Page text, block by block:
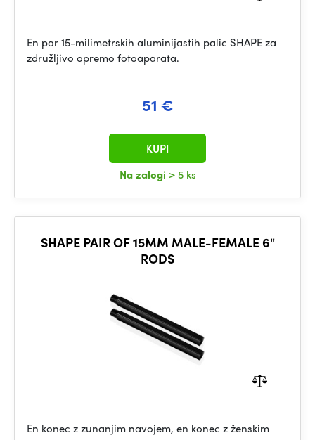
En par 15-milimetrskih aluminijastih palic SHAPE za
združljivo opremo fotoaparata.
51 €
Na zalogi > 5 ks
KUPI
SHAPE PAIR OF 15MM MALE-FEMALE 6"
RODS
En konec z zunanjim navojem, en konec z ženskim